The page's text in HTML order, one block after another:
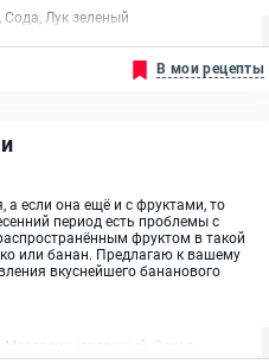
Лук зеленый
В мои рецепты
если она ещё и с фруктами, то
период есть проблемы с
фруктом в такой
или банан. Предлагаю к вашему
вкуснейшего бананового
молочный, Сахар,